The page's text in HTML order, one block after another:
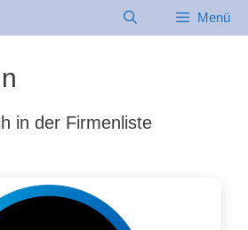
Menü
in der Firmenliste